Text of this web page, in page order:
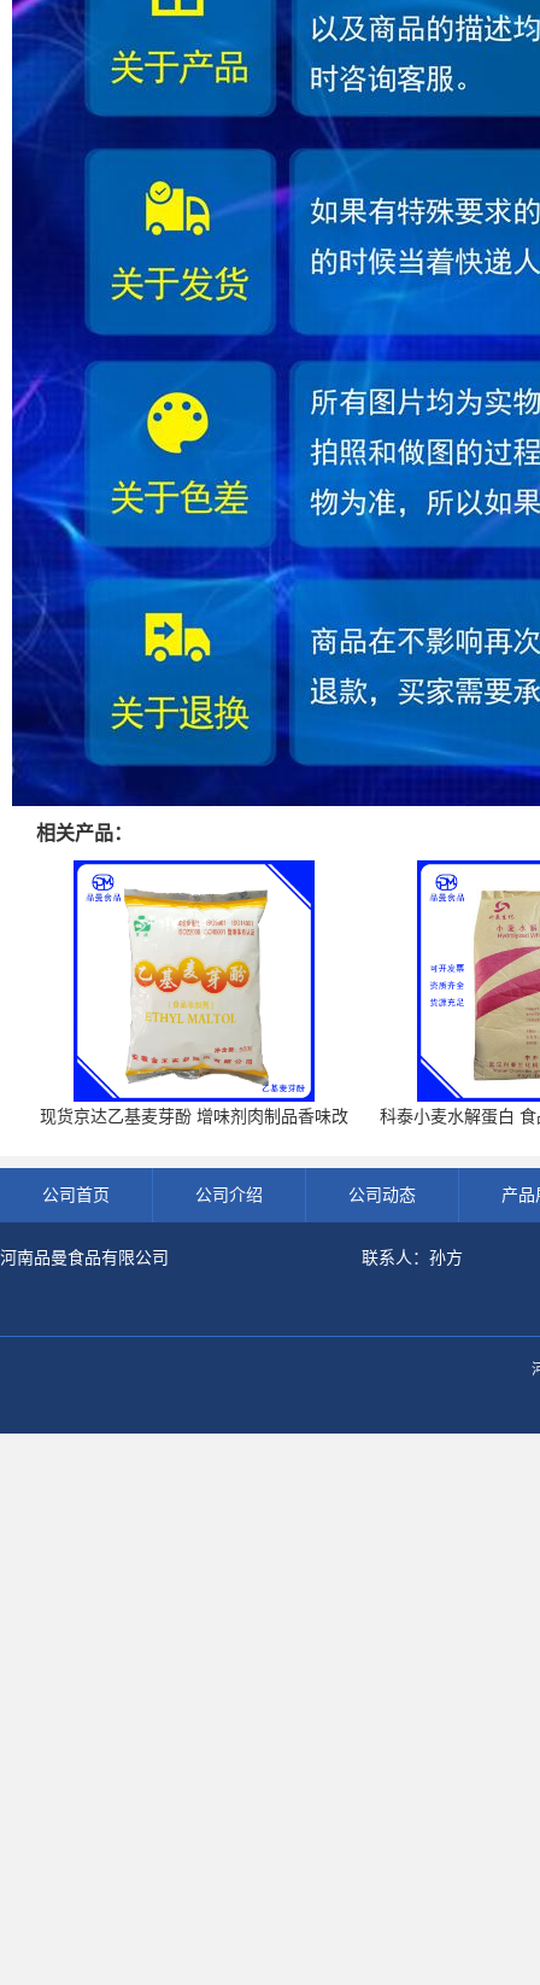
相关产品：
现货京达乙基麦芽酚 增味剂肉制品香味改
科泰小麦水解蛋白
公司首页 公司介绍 公司动态 产品
河南品曼食品有限公司 联系人：孙方